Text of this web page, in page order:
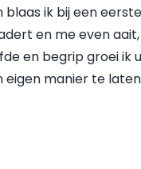
blaas ik bij een
en me even
en begrip groei ik
eigen manier te